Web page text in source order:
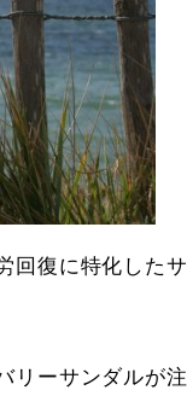
回復に特化したサ
リーサンダルが注